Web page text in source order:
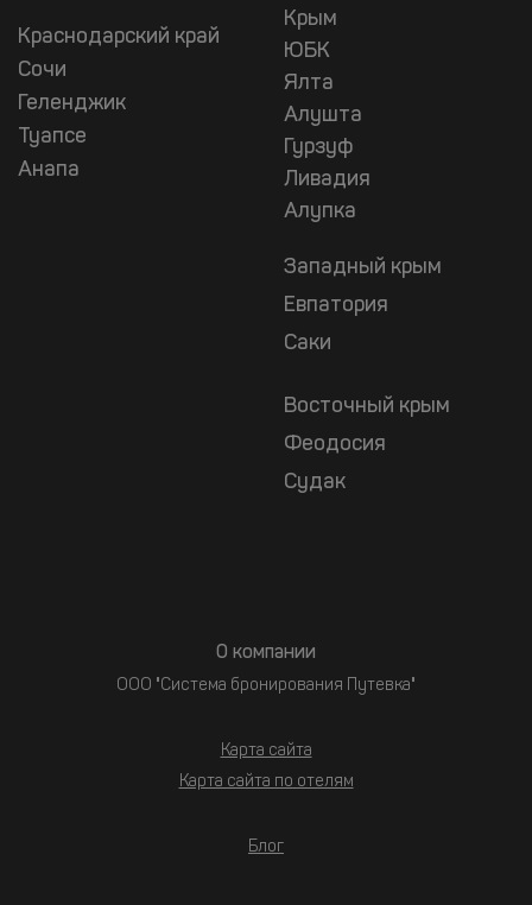
Краснодарский край
Сочи
Геленджик
Туапсе
Анапа
Крым
ЮБК
Ялта
Алушта
Гурзуф
Ливадия
Алупка
Западный крым
Евпатория
Саки
Восточный крым
Феодосия
Судак
О компании
ООО "Система бронирования Путевка"
Карта сайта
Карта сайта по отелям
Блог